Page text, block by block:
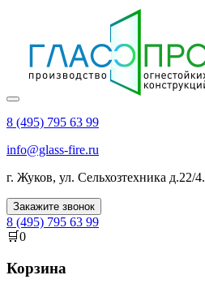
8 (495) 795 63 99
info@glass-fire.ru
г. Жуков, ул. Сельхозтехника д.22/4.
Закажите звонок
8 (495) 795 63 99
🛒0
Корзина